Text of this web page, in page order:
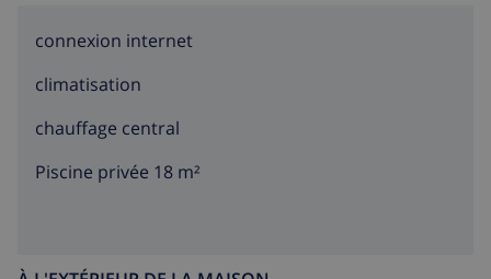
four à micro-ondes, lave-vaisselle, réfrigérateur-
connexion internet
climatisation
chauffage central
Piscine privée 18 m²